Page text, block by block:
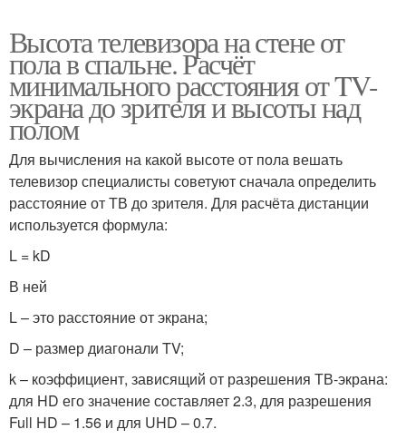
Высота телевизора на стене от
пола в спальне. Расчёт
минимального расстояния от TV-
экрана до зрителя и высоты над
полом
Для вычисления на какой высоте от пола вешать
телевизор специалисты советуют сначала определить
расстояние от ТВ до зрителя. Для расчёта дистанции
используется формула:
L = kD
В ней
L – это расстояние от экрана;
D – размер диагонали TV;
k – коэффициент, зависящий от разрешения ТВ-экрана:
для HD его значение составляет 2.3, для разрешения
Full HD – 1.56 и для UHD – 0.7.